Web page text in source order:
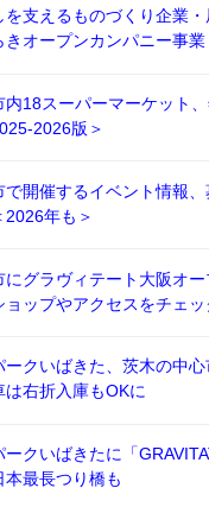
を支えるものづくり企業・
きオープンカンパニー事業
内18スーパーマーケット
2026版＞
で開催するイベント情報
2026年も＞
にグラヴィテート大阪オ
ョップやアクセスをチェッ
ークいばきた、茨木の中
は右折入庫もOKに
ークいばきたに「
本最長つり橋も